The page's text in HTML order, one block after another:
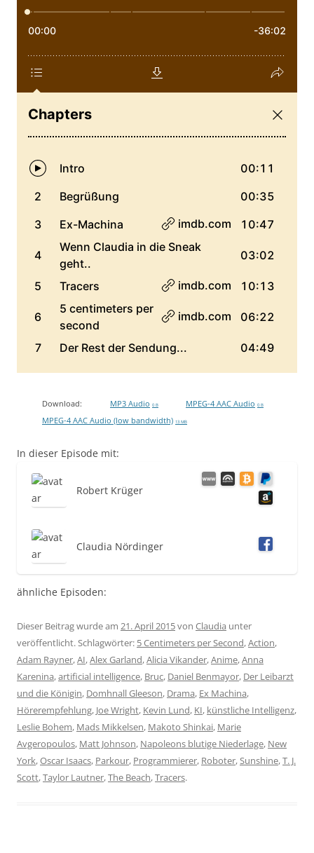
Download: MP3 Audio 0 B MPEG-4 AAC Audio 0 B
MPEG-4 AAC Audio (low bandwidth) 13 MB
In dieser Episode mit:
Robert Krüger
Claudia Nördinger
ähnliche Episoden:
Dieser Beitrag wurde am 21. April 2015von Claudia unter
veröffentlicht. Schlagwörter: 5 Centimeters per Second,Action,
Adam Rayner,AI,Alex Garland,Alicia Vikander,Anime,Anna
Karenina,artificial intelligence, Bruc, Daniel Benmayor, Der Leibarzt
und die Königin, Domhnall Gleeson, Drama, Ex Machina,
Hörerempfehlung, Joe Wright, Kevin Lund, KI, künstliche Intelligenz,
Leslie Bohem, Mads Mikkelsen, Makoto Shinkai, Marie
Avgeropoulos, Matt Johnson, Napoleons blutige Niederlage, New
York,Oscar Isaacs, Parkour, Programmierer, Roboter, Sunshine,T. J.
Scott,Taylor Lautner,The Beach,Tracers.